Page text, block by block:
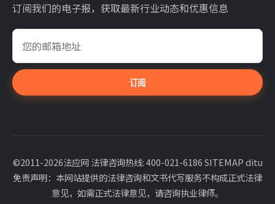
订阅我们的电子报，获取最新行业动态和优惠信息
订阅
©2011-2026法应网 法律咨询热线: 400-021-6186SITEMAPditu
免责声明：本网站提供的法律咨询和文书代写服务不构成正式法律
意见，如需正式法律意见，请咨询执业律师。